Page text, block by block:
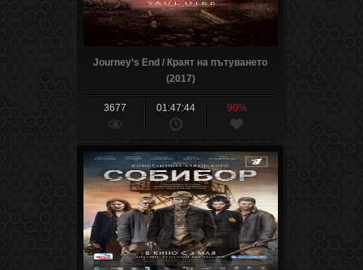
Journey’s End / Краят на пътуването
(2017)
3677 01:47:44 90%